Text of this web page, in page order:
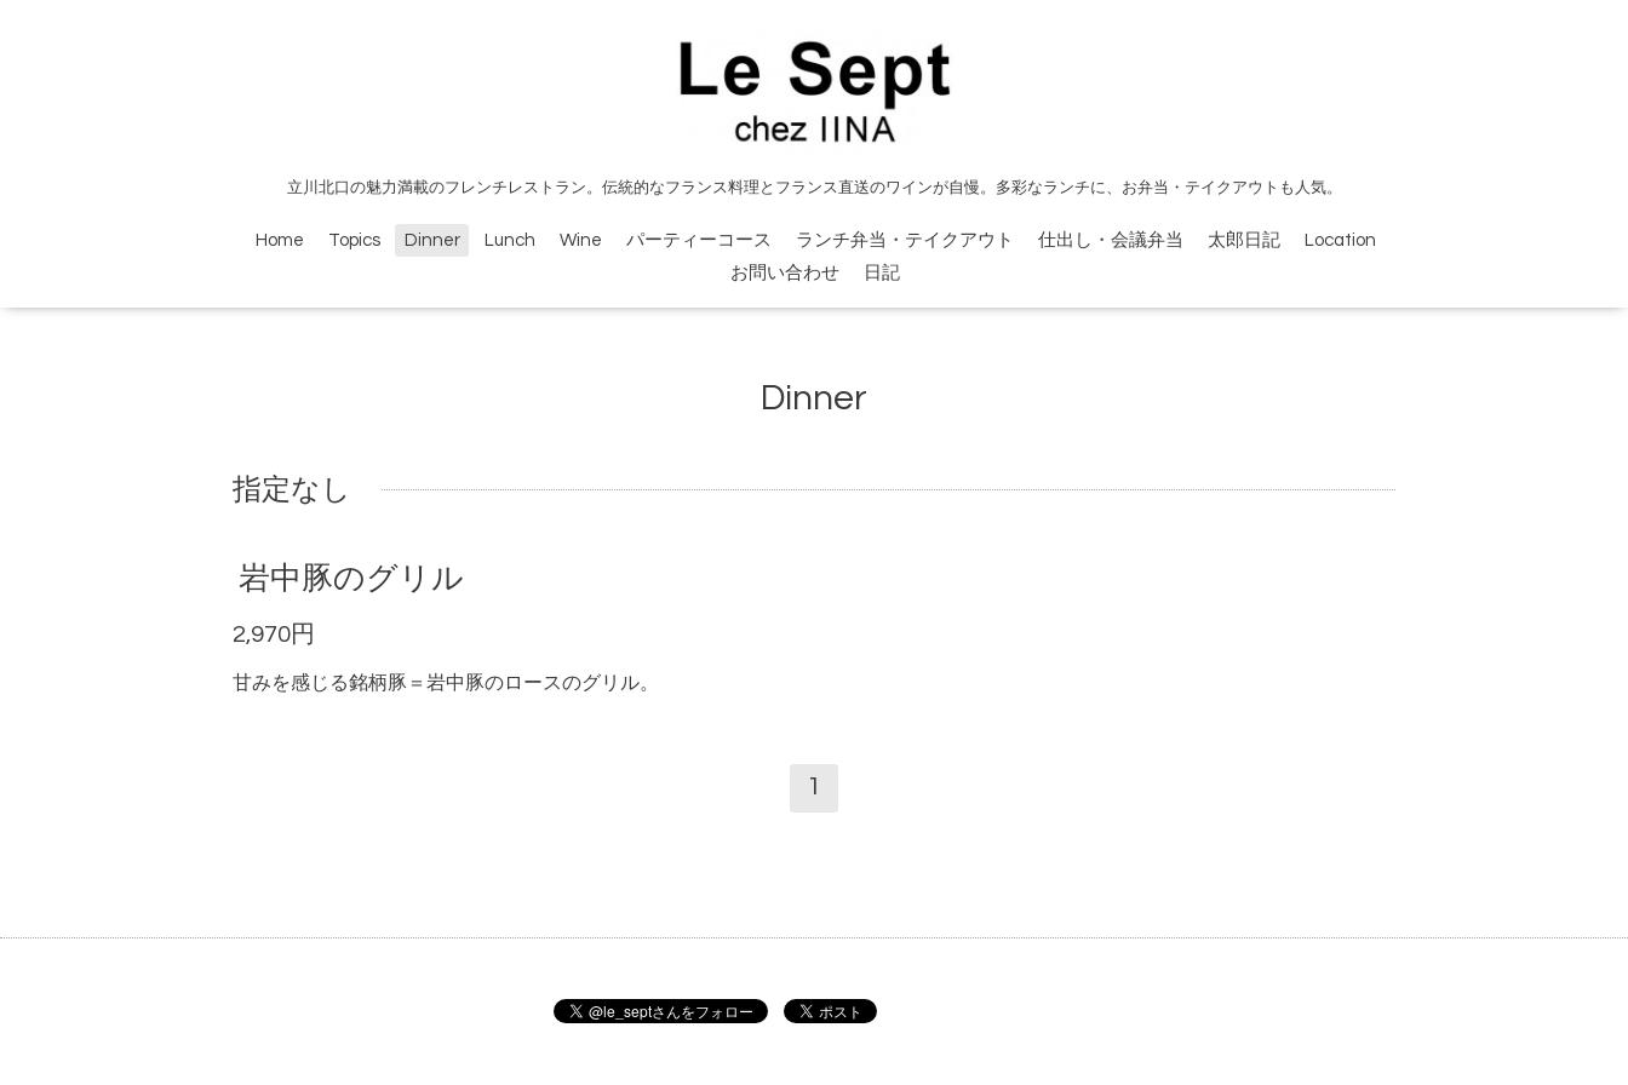
立川北口の魅力満載のフレンチレストラン。伝統的なフランス料理とフランス直送のワインが自慢。多彩なランチに、お弁当・テイクアウトも人気。
Home Topics Dinner Lunch Wine パーティーコース ランチ弁当・テイクアウト 仕出し・会議弁当 太郎日記
Location
お問い合わせ
日記
Dinner
指定なし
岩中豚のグリル
2,970円
甘みを感じる銘柄豚＝岩中豚のロースのグリル。
1